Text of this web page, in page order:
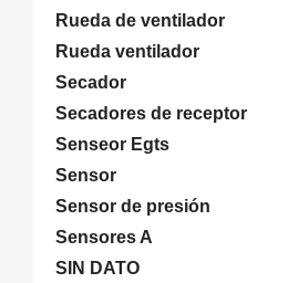
Rueda de ventilador
Rueda ventilador
Secador
Secadores de receptor
Senseor Egts
Sensor
Sensor de presión
Sensores A
SIN DATO